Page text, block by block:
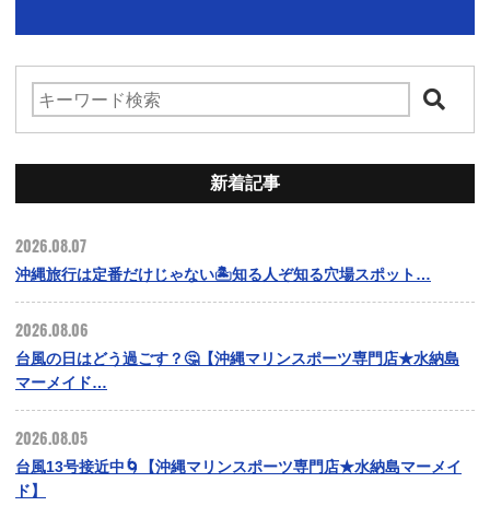
新着記事
2026.08.07
沖縄旅行は定番だけじゃない🏝️知る人ぞ知る穴場スポット…
2026.08.06
台風の日はどう過ごす？🤔【沖縄マリンスポーツ専門店★水納島
マーメイド…
2026.08.05
台風13号接近中🌀【沖縄マリンスポーツ専門店★水納島マーメイ
ド】